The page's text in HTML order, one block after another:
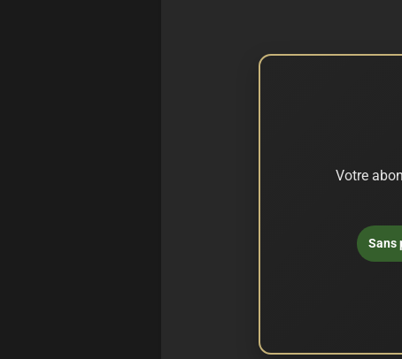
Votre
Sans